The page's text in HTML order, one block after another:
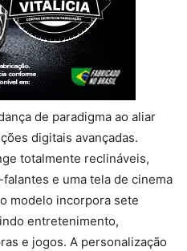
de paradigma ao aliar
digitais avançadas.
totalmente reclináveis,
e uma tela de cinema
modelo incorpora sete
entretenimento,
e jogos. A personalização